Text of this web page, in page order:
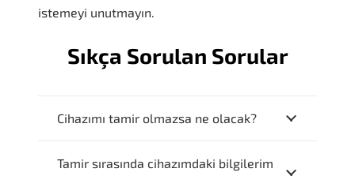
istemeyi unutmayın.
Sıkça Sorulan Sorular
Cihazımı tamir olmazsa ne olacak?
Tamir sırasında cihazımdaki bilgilerim